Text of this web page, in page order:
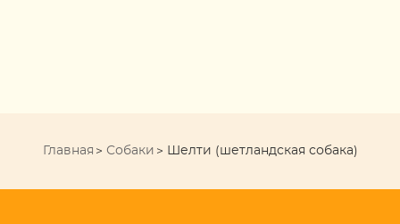
Главная Собаки Шелти (шетландская собака)